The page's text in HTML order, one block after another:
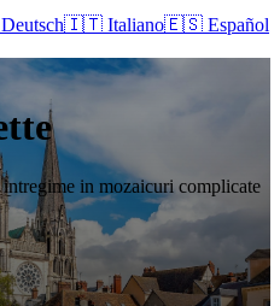
🇮🇹 Italiano🇪🇸 Español
in mozaicuri complicate